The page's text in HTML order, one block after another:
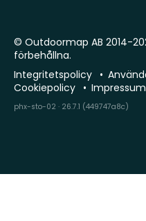
© Outdoormap AB 2014-
förbehållna.
Integritetspolicy
Cookiepolicy
Impressum
phx-sto-02 · 26.7.1 (449747a8c)